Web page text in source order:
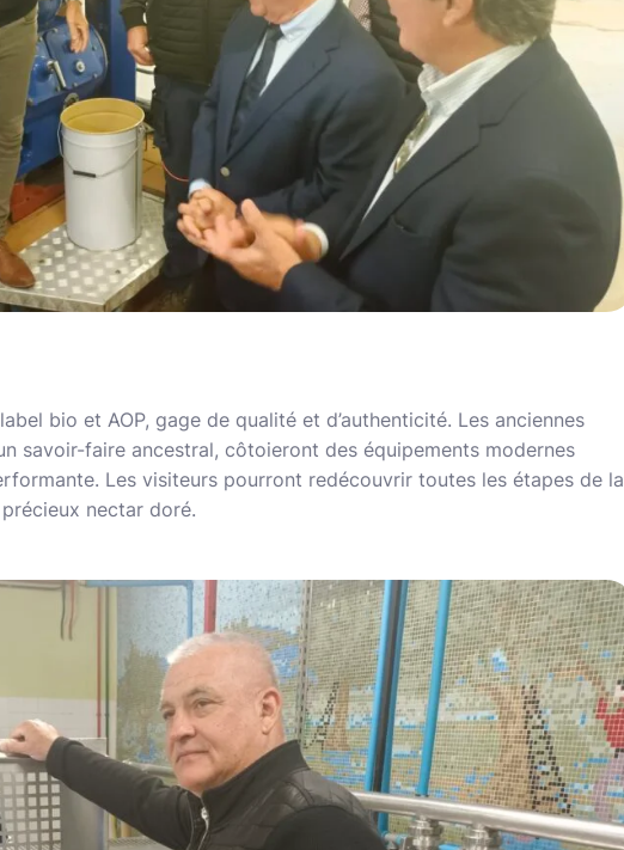
bio et AOP, gage de qualité et d’authenticité. Les anciennes
savoir-faire ancestral, côtoieront des équipements modernes
Les visiteurs pourront redécouvrir toutes les étapes de la
précieux nectar doré.